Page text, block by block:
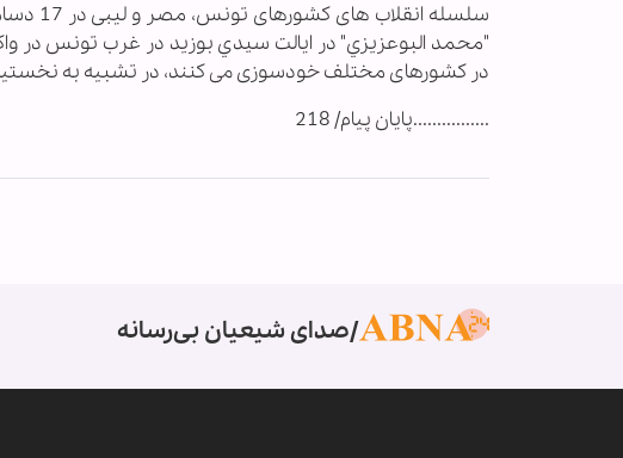
"محمد البوعزيزي" در ایالت سيدي بوزيد در غرب تونس در
در کشورهای مختلف خودسوزی می کنند، در تشبیه به
................پایان پیام/ 218
صدای شیعیان بی‌رسانه